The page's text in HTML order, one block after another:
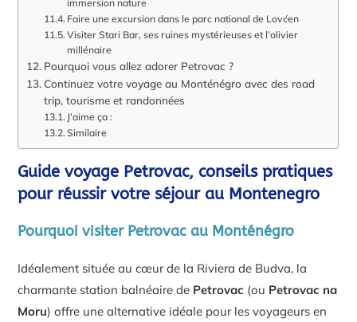
immersion nature
Faire une excursion dans le parc national de Lovćen
Visiter Stari Bar, ses ruines mystérieuses et l’olivier
millénaire
Pourquoi vous allez adorer Petrovac ?
Continuez votre voyage au Monténégro avec des road
trip, tourisme et randonnées
J’aime ça :
Similaire
Guide voyage Petrovac, conseils pratiques
pour réussir votre séjour au Montenegro
Pourquoi visiter Petrovac au Monténégro
Idéalement située au cœur de la Riviera de Budva, la
charmante station balnéaire de Petrovac (ou Petrovac na
Moru) offre une alternative idéale pour les voyageurs en